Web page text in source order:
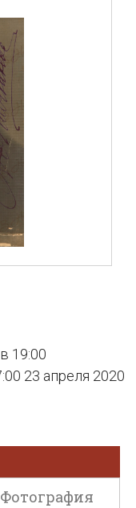
19:00
23 апреля 2020